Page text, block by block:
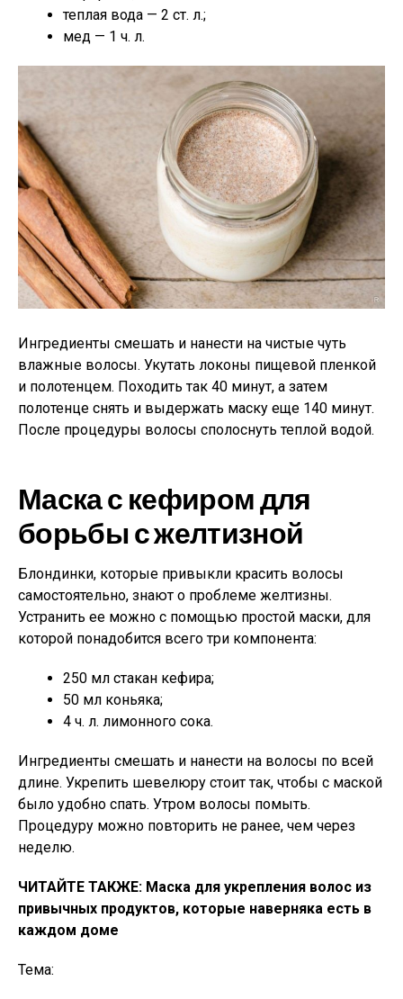
теплая вода — 2 ст. л.;
мед — 1 ч. л.
Ингредиенты смешать и нанести на чистые чуть
влажные волосы. Укутать локоны пищевой пленкой
и полотенцем. Походить так 40 минут, а затем
полотенце снять и выдержать маску еще 140 минут.
После процедуры волосы сполоснуть теплой водой.
Маска с кефиром для
борьбы с желтизной
Блондинки, которые привыкли красить волосы
самостоятельно, знают о проблеме желтизны.
Устранить ее можно с помощью простой маски, для
которой понадобится всего три компонента:
250 мл стакан кефира;
50 мл коньяка;
4 ч. л. лимонного сока.
Ингредиенты смешать и нанести на волосы по всей
длине. Укрепить шевелюру стоит так, чтобы с маской
было удобно спать. Утром волосы помыть.
Процедуру можно повторить не ранее, чем через
неделю.
ЧИТАЙТЕ ТАКЖЕ: Маска для укрепления волос из
привычных продуктов, которые наверняка есть в
каждом доме
Тема: